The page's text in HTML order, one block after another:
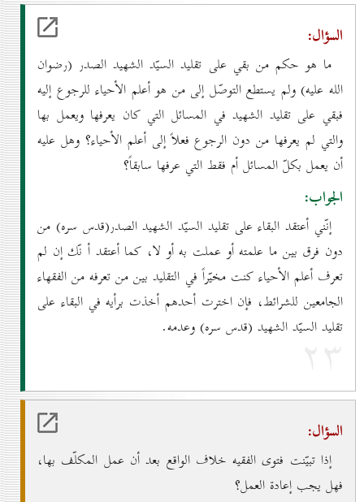
السؤال:
ما هو حكم من بقي على تقليد السيّد الشهيد الصدر (رضوان
الله عليه) ولم يستطع التوصّل إلى من هو أعلم الأحياء للرجوع إليه
فبقي على تقليد الشهيد في المسائل التي كان يعرفها ويعمل بها
والتي لم يعرفها من دون الرجوع فعلاً إلى أعلم الأحياء؟ وهل عليه
أن يعمل بكلّ المسائل أم فقط التي عرفها سابقاً؟
الجواب:
إنّني أعتقد البقاء على تقليد السيّد الشهيد الصدر(قدس سره) من
دون فرق بين ما علمته أو عملت به أو لا، كما أعتقد أ نّك إن لم
تعرف أعلم الأحياء كنت مخيّراً في التقليد بين من تعرفه من الفقهاء
الجامعين للشرائط، فإن اخترت أحدهم أخذت برأيه في البقاء على
تقليد السيّد الشهيد (قدس سره) وعدمه.
۲۳
السؤال:
إذا تبيّنت فتوى الفقيه خلاف الواقع بعد أن عمل المكلّف بها،
فهل يجب إعادة العمل؟